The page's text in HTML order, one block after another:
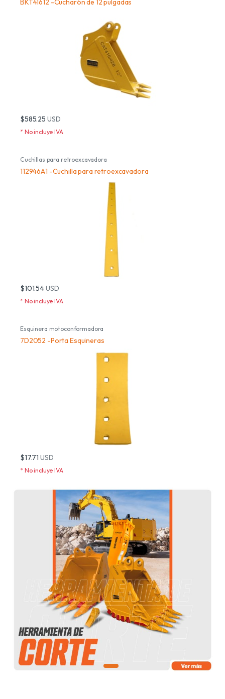
BKT41612 -Cucharón de 12 pulgadas
$585.25 USD
* No incluye IVA
Cuchillas para retroexcavadora
112946A1 -Cuchilla para retroexcavadora
$101.54USD
* No incluye IVA
Esquinera motoconformadora
7D2052 -Porta Esquineras
$17.71 USD
* No incluye IVA